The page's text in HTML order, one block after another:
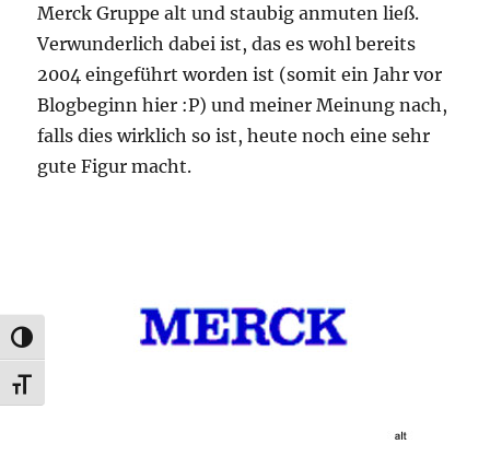
UMSCHALTEN AUF HOHE KONTRASTE
SCHRIFT VERGRÖSSERN
Merck Gruppe alt und staubig anmuten ließ.
Verwunderlich dabei ist, das es wohl bereits
2004 eingeführt worden ist (somit ein Jahr vor
Blogbeginn hier :P) und meiner Meinung nach,
falls dies wirklich so ist, heute noch eine sehr
gute Figur macht.